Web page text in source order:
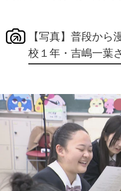
【写真】普段から
校１年・吉嶋一葉